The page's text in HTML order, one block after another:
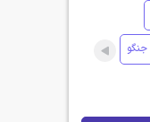
جنگو